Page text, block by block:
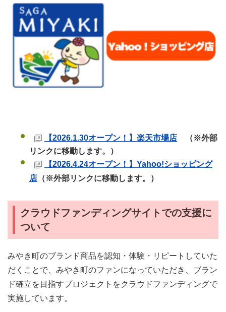
【2026.1.30オープン！】楽天市場店 （※外部
リンクに移動します。）
【2026.4.24オープン！】Yahoo!ショッピング
店 （※外部リンクに移動します。）
クラウドファンディングサイトでの支援に
ついて
みやき町のブランド商品を認知・体験・リピートしていた
だくことで、みやき町のファンになっていただき、ブラン
ド確立を目指すプロジェクトをクラウドファンディングで
実施しています。